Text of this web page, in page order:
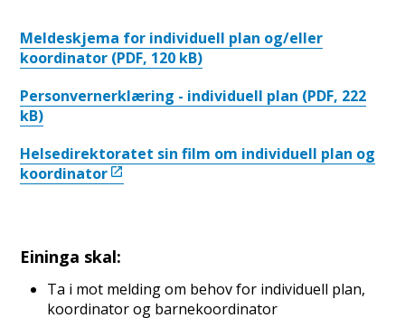
Meldeskjema for individuell plan og/eller
koordinator (PDF, 120 kB)
Personvernerklæring - individuell plan (PDF, 222
kB)
Helsedirektoratet sin film om individuell plan og
koordinator
Eininga skal:
Ta i mot melding om behov for individuell plan,
koordinator og barnekoordinator